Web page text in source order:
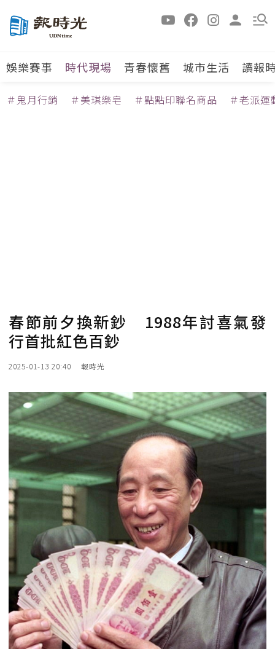
娛樂賽事 時代現場 青春懷舊 城市生活 讀報
＃鬼月行銷 ＃美琪樂皂 ＃點點印聯名商品 ＃老派運
春節前夕換新鈔 1988年討喜氣發
行首批紅色百鈔
2025-01-13 20:40 報時光